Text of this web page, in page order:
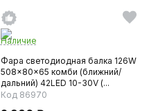
Наличие
Фара светодиодная балка 126W
508x80x65 комби (ближний/
дальний) 42LED 10-30V (...
Код 86970